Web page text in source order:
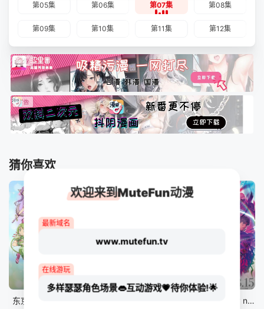
第05集 第06集 第07集 第08集
第09集 第10集 第11集 第12集
猜你喜欢
12集全
东京猫猫 NEW～♡ 剧场版 Fate/stay night [Heaven&#039;s Feel] III.spring song
欢迎来到MuteFun动漫
最新域名
www.mutefun.tv
在线游玩
多样瑟瑟角色场景👄互动游戏💗待你体验!🌟